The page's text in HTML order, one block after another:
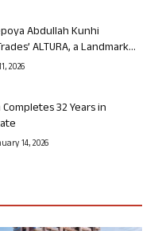
Abdullah Kunhi
ALTURA, a Landmark...
2026
32 Years in
14, 2026